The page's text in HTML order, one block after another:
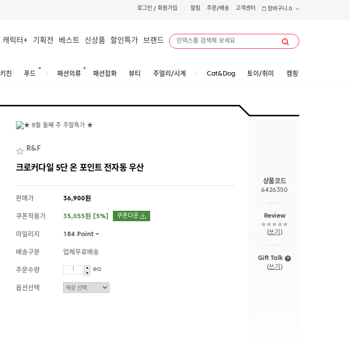
로그인 / 회원가입 알림 주문/배송 고객센터 장바구니 0
캐릭터+ 기획전 베스트 신상품 할인특가 브랜드
키친 푸드 패션의류 패션잡화 뷰티 주얼리/시계 Cat&Dog 토이/취미 캠핑
R&F
크로커다일 5단 온 포인트 전자동 우산
판매가 36,900원
쿠폰적용가 35,055원 [5%] 쿠폰다운
마일리지 184 Point ~
배송구분 업체무료배송
주문수량 ea
옵션선택
상품코드
6426350
Review
(쓰기 )
Gift Talk
(쓰기 )